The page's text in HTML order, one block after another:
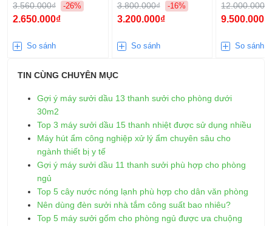
3.560.000₫
-26%
2.650.000₫
So sánh
3.800.000₫
-16%
3.200.000₫
So sánh
12.000.000₫
9.500.000₫
So sánh
TIN CÙNG CHUYÊN MỤC
Gợi ý máy sưởi dầu 13 thanh sưởi cho phòng dưới
30m2
Top 3 máy sưởi dầu 15 thanh nhiệt được sử dụng nhiều
Máy hút ẩm công nghiệp xử lý ẩm chuyên sâu cho
ngành thiết bị y tế
Gợi ý máy sưởi dầu 11 thanh sưởi phù hợp cho phòng
ngủ
Top 5 cây nước nóng lạnh phù hợp cho dân văn phòng
Nên dùng đèn sưởi nhà tắm công suất bao nhiêu?
Top 5 máy sưởi gốm cho phòng ngủ được ưa chuộng